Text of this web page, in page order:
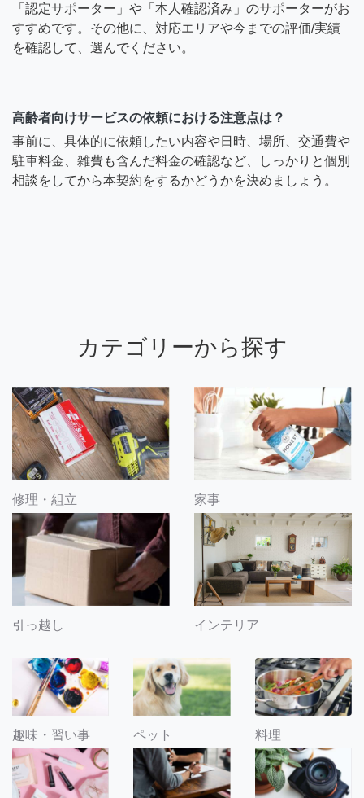
「認定サポーター」や「本人確認済み」のサポーターがお
すすめです。その他に、対応エリアや今までの評価/実績
を確認して、選んでください。
高齢者向けサービスの依頼における注意点は？
事前に、具体的に依頼したい内容や日時、場所、交通費や
駐車料金、雑費も含んだ料金の確認など、しっかりと個別
相談をしてから本契約をするかどうかを決めましょう。
カテゴリーから探す
修理・組立 家事
引っ越し インテリア
趣味・習い事 ペット 料理